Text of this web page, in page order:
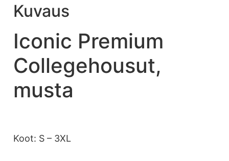
Kuvaus
Iconic Premium
Collegehousut,
musta
Koot: S – 3XL